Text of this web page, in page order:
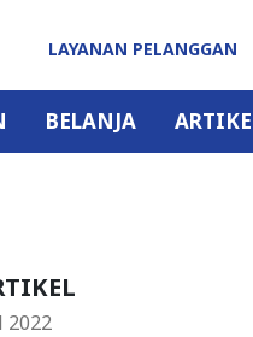
LAYANAN PELANGGAN
BELANJA
2022